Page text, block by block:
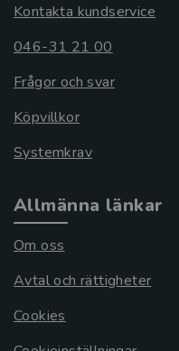
Kontakta kundservice
046-31 21 00
Frågor och svar
Köpvillkor
Systemkrav
Allmänna länkar
Om oss
Avtal och rättigheter
Cookies